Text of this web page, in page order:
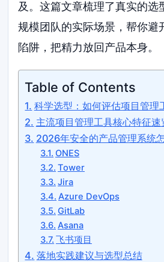
及。这篇文章梳理了真实的选
规模团队的实际场景，帮你避
陷阱，把精力放回产品本身。
Table of Contents
科学选型：如何评估项目管理
主流项目管理工具核心特征速
2026年安全的产品管理系统
ONES
Tower
Jira
Azure DevOps
GitLab
Asana
飞书项目
落地实践建议与选型总结